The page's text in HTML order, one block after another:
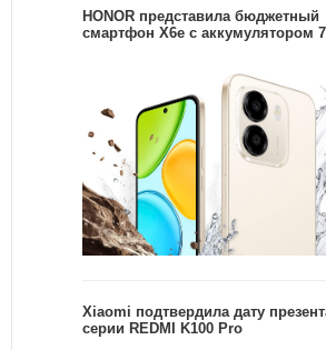
HONOR представила бюджетный
смартфон X6e с аккумулятором
Xiaomi подтвердила дату
серии REDMI K100 Pro